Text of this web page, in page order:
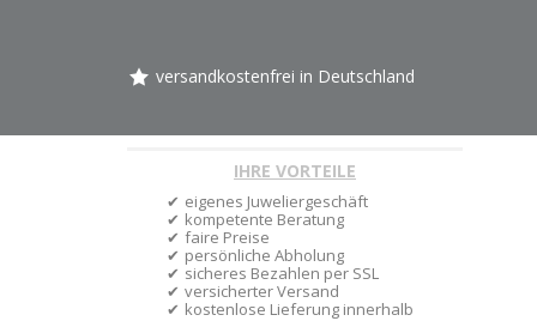
versandkostenfrei in Deutschland
IHRE VORTEILE
eigenes Juweliergeschäft
kompetente Beratung
faire Preise
persönliche Abholung
sicheres Bezahlen per SSL
versicherter Versand
kostenlose Lieferung innerhalb